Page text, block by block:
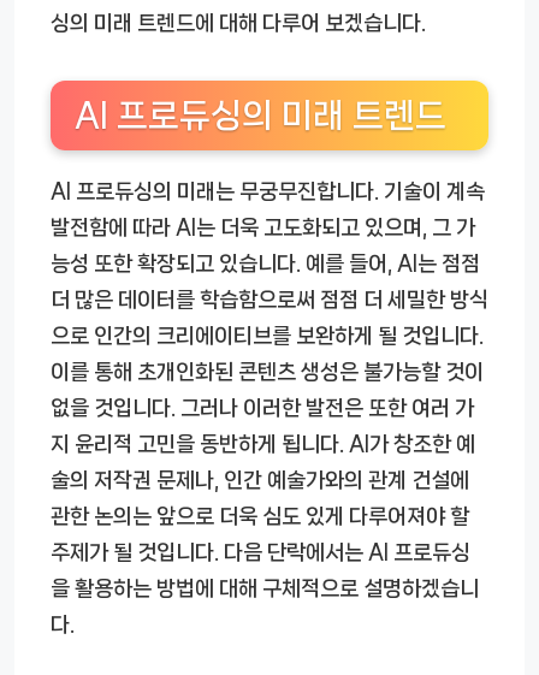
싱의 미래 트렌드에 대해 다루어 보겠습니다.
AI 프로듀싱의 미래 트렌드
AI 프로듀싱의 미래는 무궁무진합니다. 기술이 계속
발전함에 따라 AI는 더욱 고도화되고 있으며, 그 가
능성 또한 확장되고 있습니다. 예를 들어, AI는 점점
더 많은 데이터를 학습함으로써 점점 더 세밀한 방식
으로 인간의 크리에이티브를 보완하게 될 것입니다.
이를 통해 초개인화된 콘텐츠 생성은 불가능할 것이
없을 것입니다. 그러나 이러한 발전은 또한 여러 가
지 윤리적 고민을 동반하게 됩니다. AI가 창조한 예
술의 저작권 문제나, 인간 예술가와의 관계 건설에
관한 논의는 앞으로 더욱 심도 있게 다루어져야 할
주제가 될 것입니다. 다음 단락에서는 AI 프로듀싱
을 활용하는 방법에 대해 구체적으로 설명하겠습니
다.